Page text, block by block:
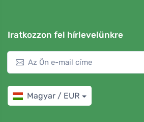
Iratkozzon fel hírlevelünkre
Magyar / EUR